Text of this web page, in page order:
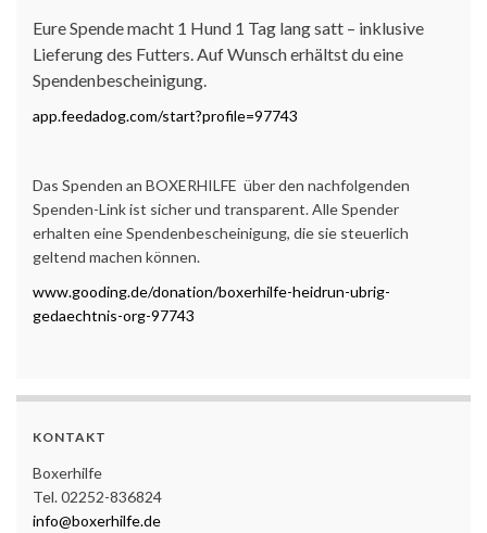
Eure Spende macht 1 Hund 1 Tag lang satt – inklusive
Lieferung des Futters. Auf Wunsch erhältst du eine
Spendenbescheinigung.
app.feedadog.com/start?profile=97743
Das Spenden an BOXERHILFE über den nachfolgenden
Spenden-Link ist sicher und transparent. Alle Spender
erhalten eine Spendenbescheinigung, die sie steuerlich
geltend machen können.
www.gooding.de/donation/boxerhilfe-heidrun-ubrig-
gedaechtnis-org-97743
KONTAKT
Boxerhilfe
Tel. 02252-836824
info@boxerhilfe.de